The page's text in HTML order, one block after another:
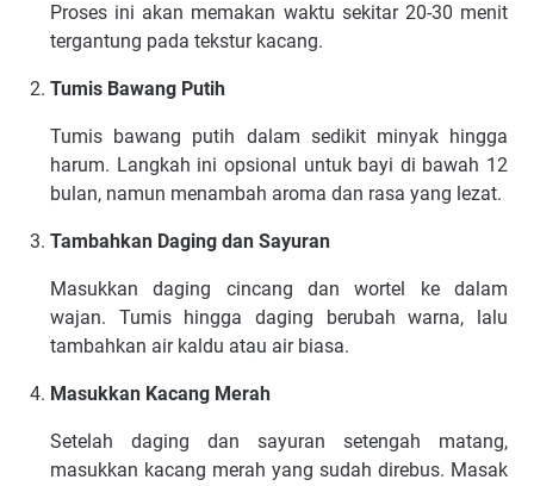
Proses ini akan memakan waktu sekitar 20-30 menit
tergantung pada tekstur kacang.
Tumis Bawang Putih
Tumis bawang putih dalam sedikit minyak hingga
harum. Langkah ini opsional untuk bayi di bawah 12
bulan, namun menambah aroma dan rasa yang lezat.
Tambahkan Daging dan Sayuran
Masukkan daging cincang dan wortel ke dalam
wajan. Tumis hingga daging berubah warna, lalu
tambahkan air kaldu atau air biasa.
Masukkan Kacang Merah
Setelah daging dan sayuran setengah matang,
masukkan kacang merah yang sudah direbus. Masak